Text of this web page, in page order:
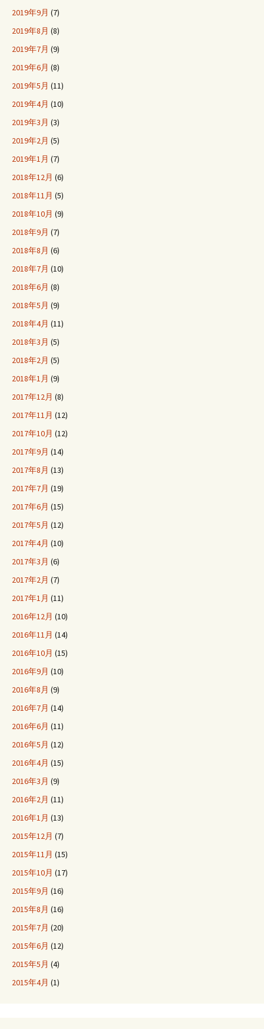
2019年9月 (7)
2019年8月 (8)
2019年7月 (9)
2019年6月 (8)
2019年5月 (11)
2019年4月 (10)
2019年3月 (3)
2019年2月 (5)
2019年1月 (7)
2018年12月 (6)
2018年11月 (5)
2018年10月 (9)
2018年9月 (7)
2018年8月 (6)
2018年7月 (10)
2018年6月 (8)
2018年5月 (9)
2018年4月 (11)
2018年3月 (5)
2018年2月 (5)
2018年1月 (9)
2017年12月 (8)
2017年11月 (12)
2017年10月 (12)
2017年9月 (14)
2017年8月 (13)
2017年7月 (19)
2017年6月 (15)
2017年5月 (12)
2017年4月 (10)
2017年3月 (6)
2017年2月 (7)
2017年1月 (11)
2016年12月 (10)
2016年11月 (14)
2016年10月 (15)
2016年9月 (10)
2016年8月 (9)
2016年7月 (14)
2016年6月 (11)
2016年5月 (12)
2016年4月 (15)
2016年3月 (9)
2016年2月 (11)
2016年1月 (13)
2015年12月 (7)
2015年11月 (15)
2015年10月 (17)
2015年9月 (16)
2015年8月 (16)
2015年7月 (20)
2015年6月 (12)
2015年5月 (4)
2015年4月 (1)